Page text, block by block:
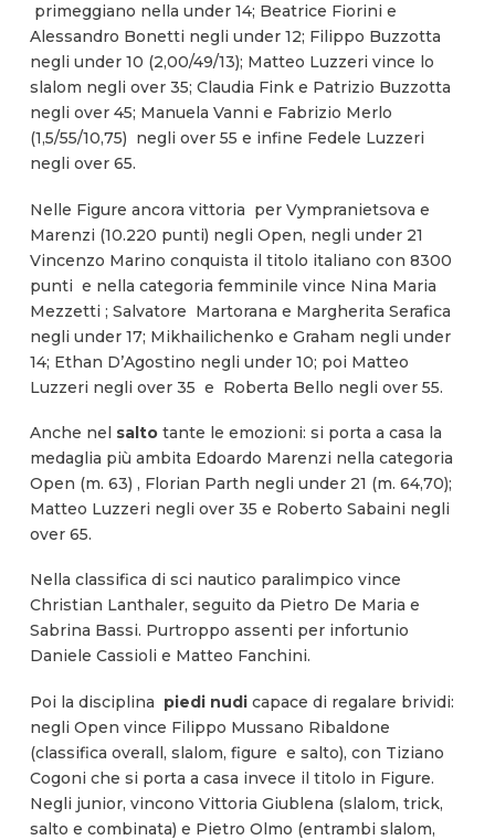
primeggiano nella under 14; Beatrice Fiorini e
Alessandro Bonetti negli under 12; Filippo Buzzotta
negli under 10 (2,00/49/13); Matteo Luzzeri vince lo
slalom negli over 35; Claudia Fink e Patrizio Buzzotta
negli over 45; Manuela Vanni e Fabrizio Merlo
(1,5/55/10,75) negli over 55 e infine Fedele Luzzeri
negli over 65.
Nelle Figure ancora vittoria per Vympranietsova e
Marenzi (10.220 punti) negli Open, negli under 21
Vincenzo Marino conquista il titolo italiano con 8300
punti e nella categoria femminile vince Nina Maria
Mezzetti ; Salvatore Martorana e Margherita Serafica
negli under 17; Mikhailichenko e Graham negli under
14; Ethan D’Agostino negli under 10; poi Matteo
Luzzeri negli over 35 e Roberta Bello negli over 55.
Anche nel saltotante le emozioni: si porta a casa la
medaglia più ambita Edoardo Marenzi nella categoria
Open (m. 63) , Florian Parth negli under 21 (m. 64,70);
Matteo Luzzeri negli over 35 e Roberto Sabaini negli
over 65.
Nella classifica di sci nautico paralimpico vince
Christian Lanthaler, seguito da Pietro De Maria e
Sabrina Bassi. Purtroppo assenti per infortunio
Daniele Cassioli e Matteo Fanchini.
Poi la disciplina piedi nudicapace di regalare brividi:
negli Open vince Filippo Mussano Ribaldone
(classifica overall, slalom, figure e salto), con Tiziano
Cogoni che si porta a casa invece il titolo in Figure.
Negli junior, vincono Vittoria Giublena (slalom, trick,
salto e combinata) e Pietro Olmo (entrambi slalom,